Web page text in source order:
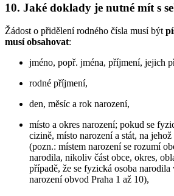
10. Jaké doklady je nutné mít s
Žádost o přidělení rodného čísla musí být
musí obsahovat:
jméno, popř. jména, příjmení, jejich
rodné příjmení,
den, měsíc a rok narození,
místo a okres narození; pokud se
cizině, místo narození a stát, na
(pozn.: místem narození se rozumí
narodila, nikoliv část obce, okres,
případě, že se fyzická osoba narodila
narození obvod Praha 1 až 10),